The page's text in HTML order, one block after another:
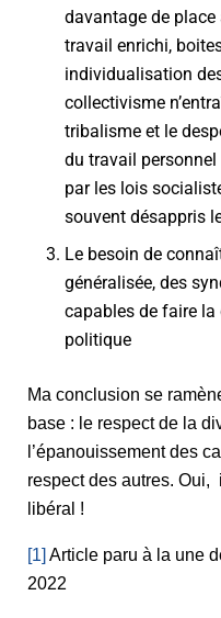
davantage de
travail enrichi,
individualisation
collectivisme
tribalisme et le
du travail
par les lois
souvent désappris
Le besoin de
généralisée, des
capables de faire
politique
Ma conclusion se
base : le respect de la
l’épanouissement des
respect des autres.
libéral !
[1] Article paru à la une
2022